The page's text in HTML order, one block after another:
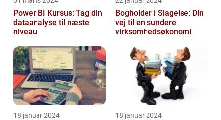
Power BI Kursus: Tag din
dataanalyse til næste
niveau
Bogholder i Slagelse: Din
vej til en sundere
virksomhedsøkonomi
18 januar 2024 18 januar 2024